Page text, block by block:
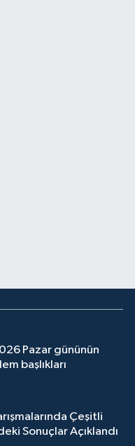
Pazar gününün
başlıkları
Çeşitli
Sonuçlar Açıklandı